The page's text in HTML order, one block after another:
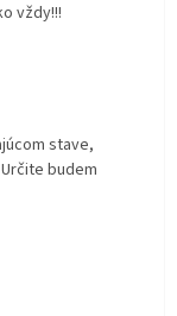
vždy!!!
stave,
budem